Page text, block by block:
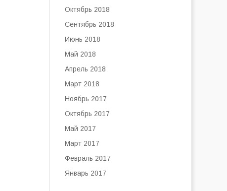
Октябрь 2018
Сентябрь 2018
Июнь 2018
Май 2018
Апрель 2018
Март 2018
Ноябрь 2017
Октябрь 2017
Май 2017
Март 2017
Февраль 2017
Январь 2017